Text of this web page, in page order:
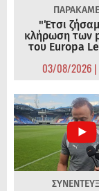
"Έτσι
κλήρωση των
του Europa
03/08/2026 |